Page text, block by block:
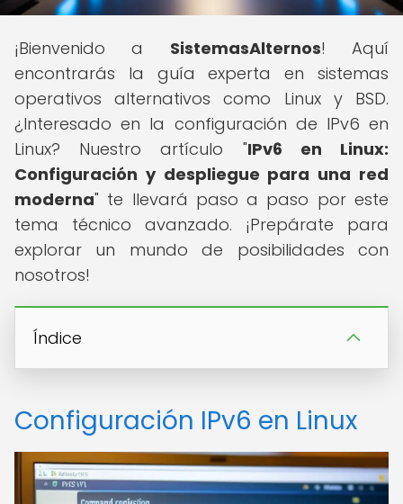
¡Bienvenido a SistemasAlternos! Aquí
encontrarás la guía experta en sistemas
operativos alternativos como Linux y BSD.
¿Interesado en la configuración de IPv6 en
Linux? Nuestro artículo "IPv6 en Linux:
Configuración y despliegue para una red
moderna" te llevará paso a paso por este
tema técnico avanzado. ¡Prepárate para
explorar un mundo de posibilidades con
nosotros!
Índice
Configuración IPv6 en Linux